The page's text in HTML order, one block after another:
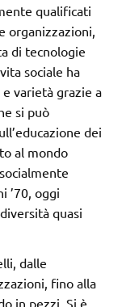
qualificati
organizzazioni,
di tecnologie
sociale ha
varietà grazie a
si può
dei
al mondo
’70, oggi
quasi
dalle
fino alla
in pezzi. Si è